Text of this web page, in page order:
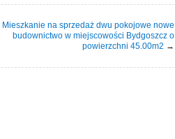
Mieszkanie na sprzedaż dwu pokojowe nowe
budownictwo w miejscowości Bydgoszcz o
powierzchni 45.00m2 →